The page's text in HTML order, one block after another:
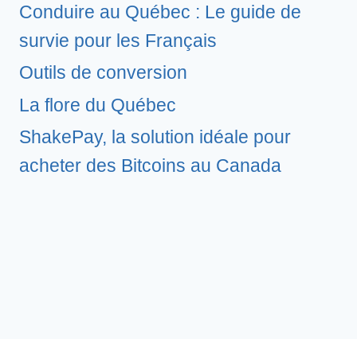
Conduire au Québec : Le guide de
survie pour les Français
Outils de conversion
La flore du Québec
ShakePay, la solution idéale pour
acheter des Bitcoins au Canada